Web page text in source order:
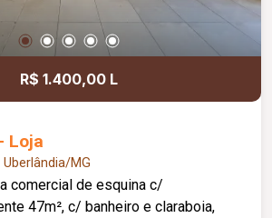
R$ 1.400,00 L
Loja
MG
comercial de esquina c/
47m², c/ banheiro e claraboia,